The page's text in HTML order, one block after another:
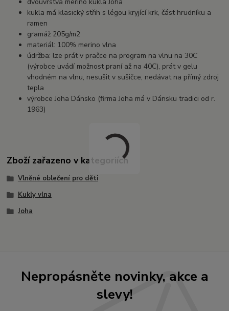
kukla má klasický střih s légou kryjící krk, část hrudníku a
ramen
gramáž 205g/m2
materiál: 100% merino vlna
údržba: lze prát v pračce na program na vlnu na 30C
(výrobce uvádí možnost praní až na 40C), prát v gelu
vhodném na vlnu, nesušit v sušičce, nedávat na přímý zdroj
tepla
výrobce Joha Dánsko (firma Joha má v Dánsku tradici od r.
1963)
Zboží zařazeno v kategoriích
Vlněné oblečení pro děti
Kukly vlna
Joha
Nepropásněte novinky, akce a
slevy!